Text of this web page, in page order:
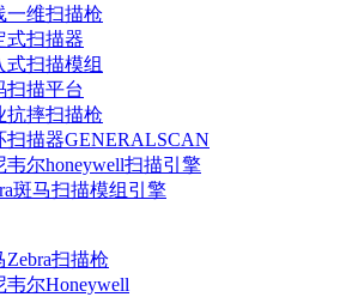
一维扫描枪
式扫描器
式扫描模组
扫描平台
抗摔扫描枪
扫描器GENERALSCAN
韦尔honeywell扫描引擎
斑马扫描模组引擎
Zebra扫描枪
韦尔Honeywell